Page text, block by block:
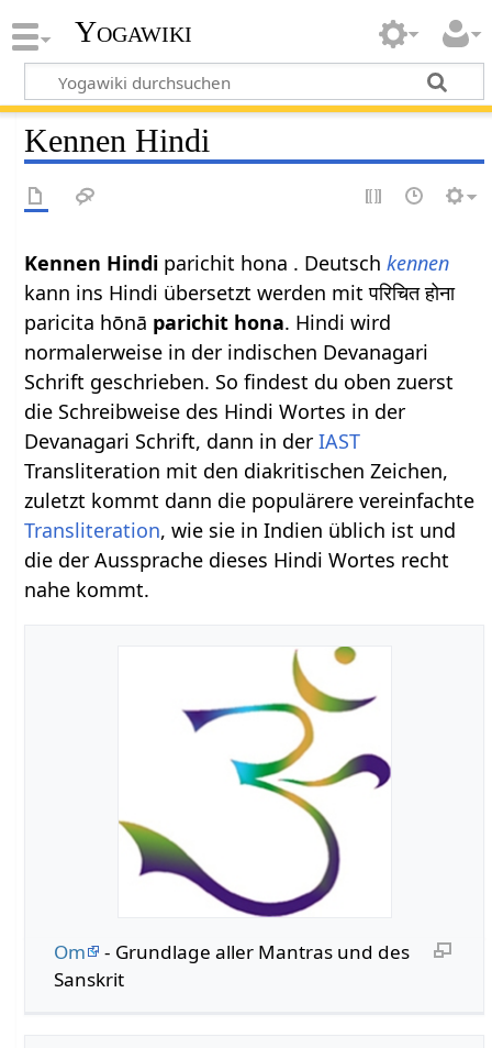
Yogawiki
Kennen Hindi
Kennen Hindi parichit hona . Deutschkennen
kann ins Hindi übersetzt werden mit परिचित होना
paricita hōnā parichit hona. Hindi wird
normalerweise in der indischen Devanagari
Schrift geschrieben. So findest du oben zuerst
die Schreibweise des Hindi Wortes in der
Devanagari Schrift, dann in derIAST
Transliteration mit den diakritischen Zeichen,
zuletzt kommt dann die populärere vereinfachte
Transliteration, wie sie in Indien üblich ist und
die der Aussprache dieses Hindi Wortes recht
nahe kommt.
Om
- Grundlage aller Mantras und des
Sanskrit